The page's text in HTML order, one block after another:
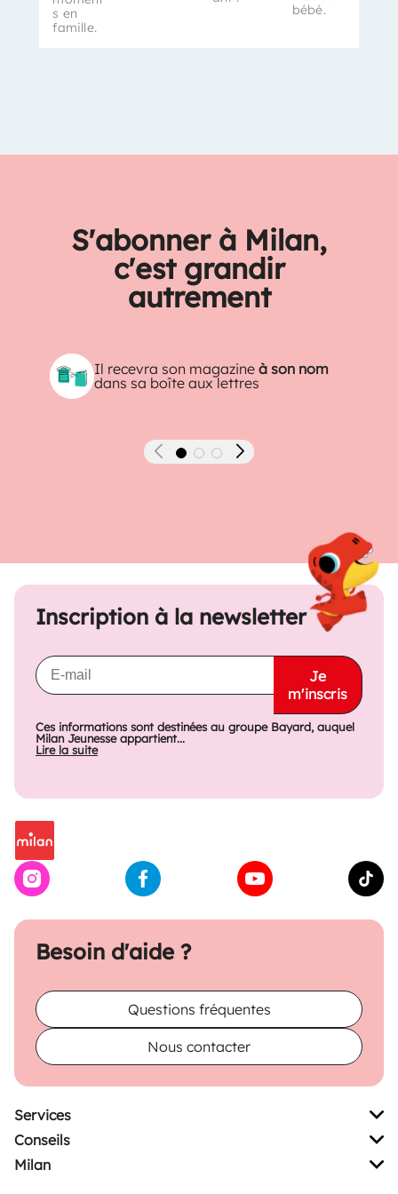
s en
famille.
bébé.
S'abonner à Milan,
c'est grandir
autrement
Il recevra son magazineà son nom
dans sa boîte aux lettres
Précédent Suivant
Besoin d'aide ?
Questions fréquentes
Nous contacter
Inscription à la newsletter
Je
m'inscris
Ces informations sont destinées au groupe Bayard, auquel
Milan Jeunesse appartient...
Lire la suite
Services
Conseils
Milan